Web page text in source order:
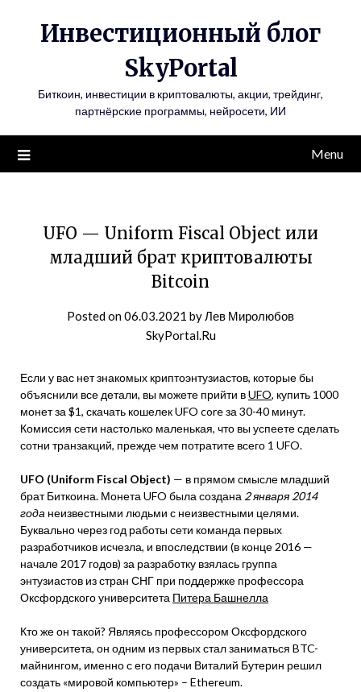
Инвестиционный блог
SkyPortal
Биткоин, инвестиции в криптовалюты, акции, трейдинг,
партнёрские программы, нейросети, ИИ
Menu
UFO — Uniform Fiscal Object или
младший брат криптовалюты
Bitcoin
Posted on06.03.2021 byЛев Миролюбов
SkyPortal.Ru
Если у вас нет знакомых криптоэнтузиастов, которые бы
объяснили все детали, вы можете прийти вUFO, купить 1000
монет за $1, скачать кошелек UFO core за 30-40 минут.
Комиссия сети настолько маленькая, что вы успеете сделать
сотни транзакций, прежде чем потратите всего 1 UFO.
UFO (Uniform Fiscal Object) — в прямом смысле младший
брат Биткоина. Монета UFO была создана 2 января 2014
года неизвестными людьми с неизвестными целями.
Буквально через год работы сети команда первых
разработчиков исчезла, и впоследствии (в конце 2016 —
начале 2017 годов) за разработку взялась группа
энтузиастов из стран СНГ при поддержке профессора
Оксфордского университета Питера Башнелла
Кто же он такой? Являясь профессором Оксфордского
университета, он одним из первых стал заниматься BTC-
майнингом, именно с его подачи Виталий Бутерин решил
создать «мировой компьютер» – Ethereum.